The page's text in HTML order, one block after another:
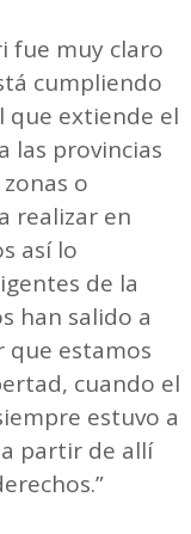
fue muy claro
cumpliendo
que extiende el
las provincias
o
realizar en
así lo
de la
han salido a
que estamos
cuando el
estuvo a
partir de allí